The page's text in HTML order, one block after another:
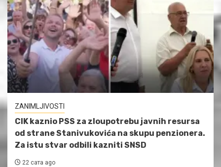
ZANIMLJIVOSTI
CIK kaznio PSS za zloupotrebu javnih resursa
od strane Stanivukovića na skupu penzionera.
Za istu stvar odbili kazniti SNSD
22 сата ago